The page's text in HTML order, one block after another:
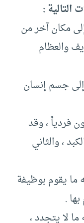
:
مكان آخر من
والعظام
جسم إنسان
فردياً ، وقد
، والثاني
ما يقوم بوظيفة
.
ما لا يتجدد ،